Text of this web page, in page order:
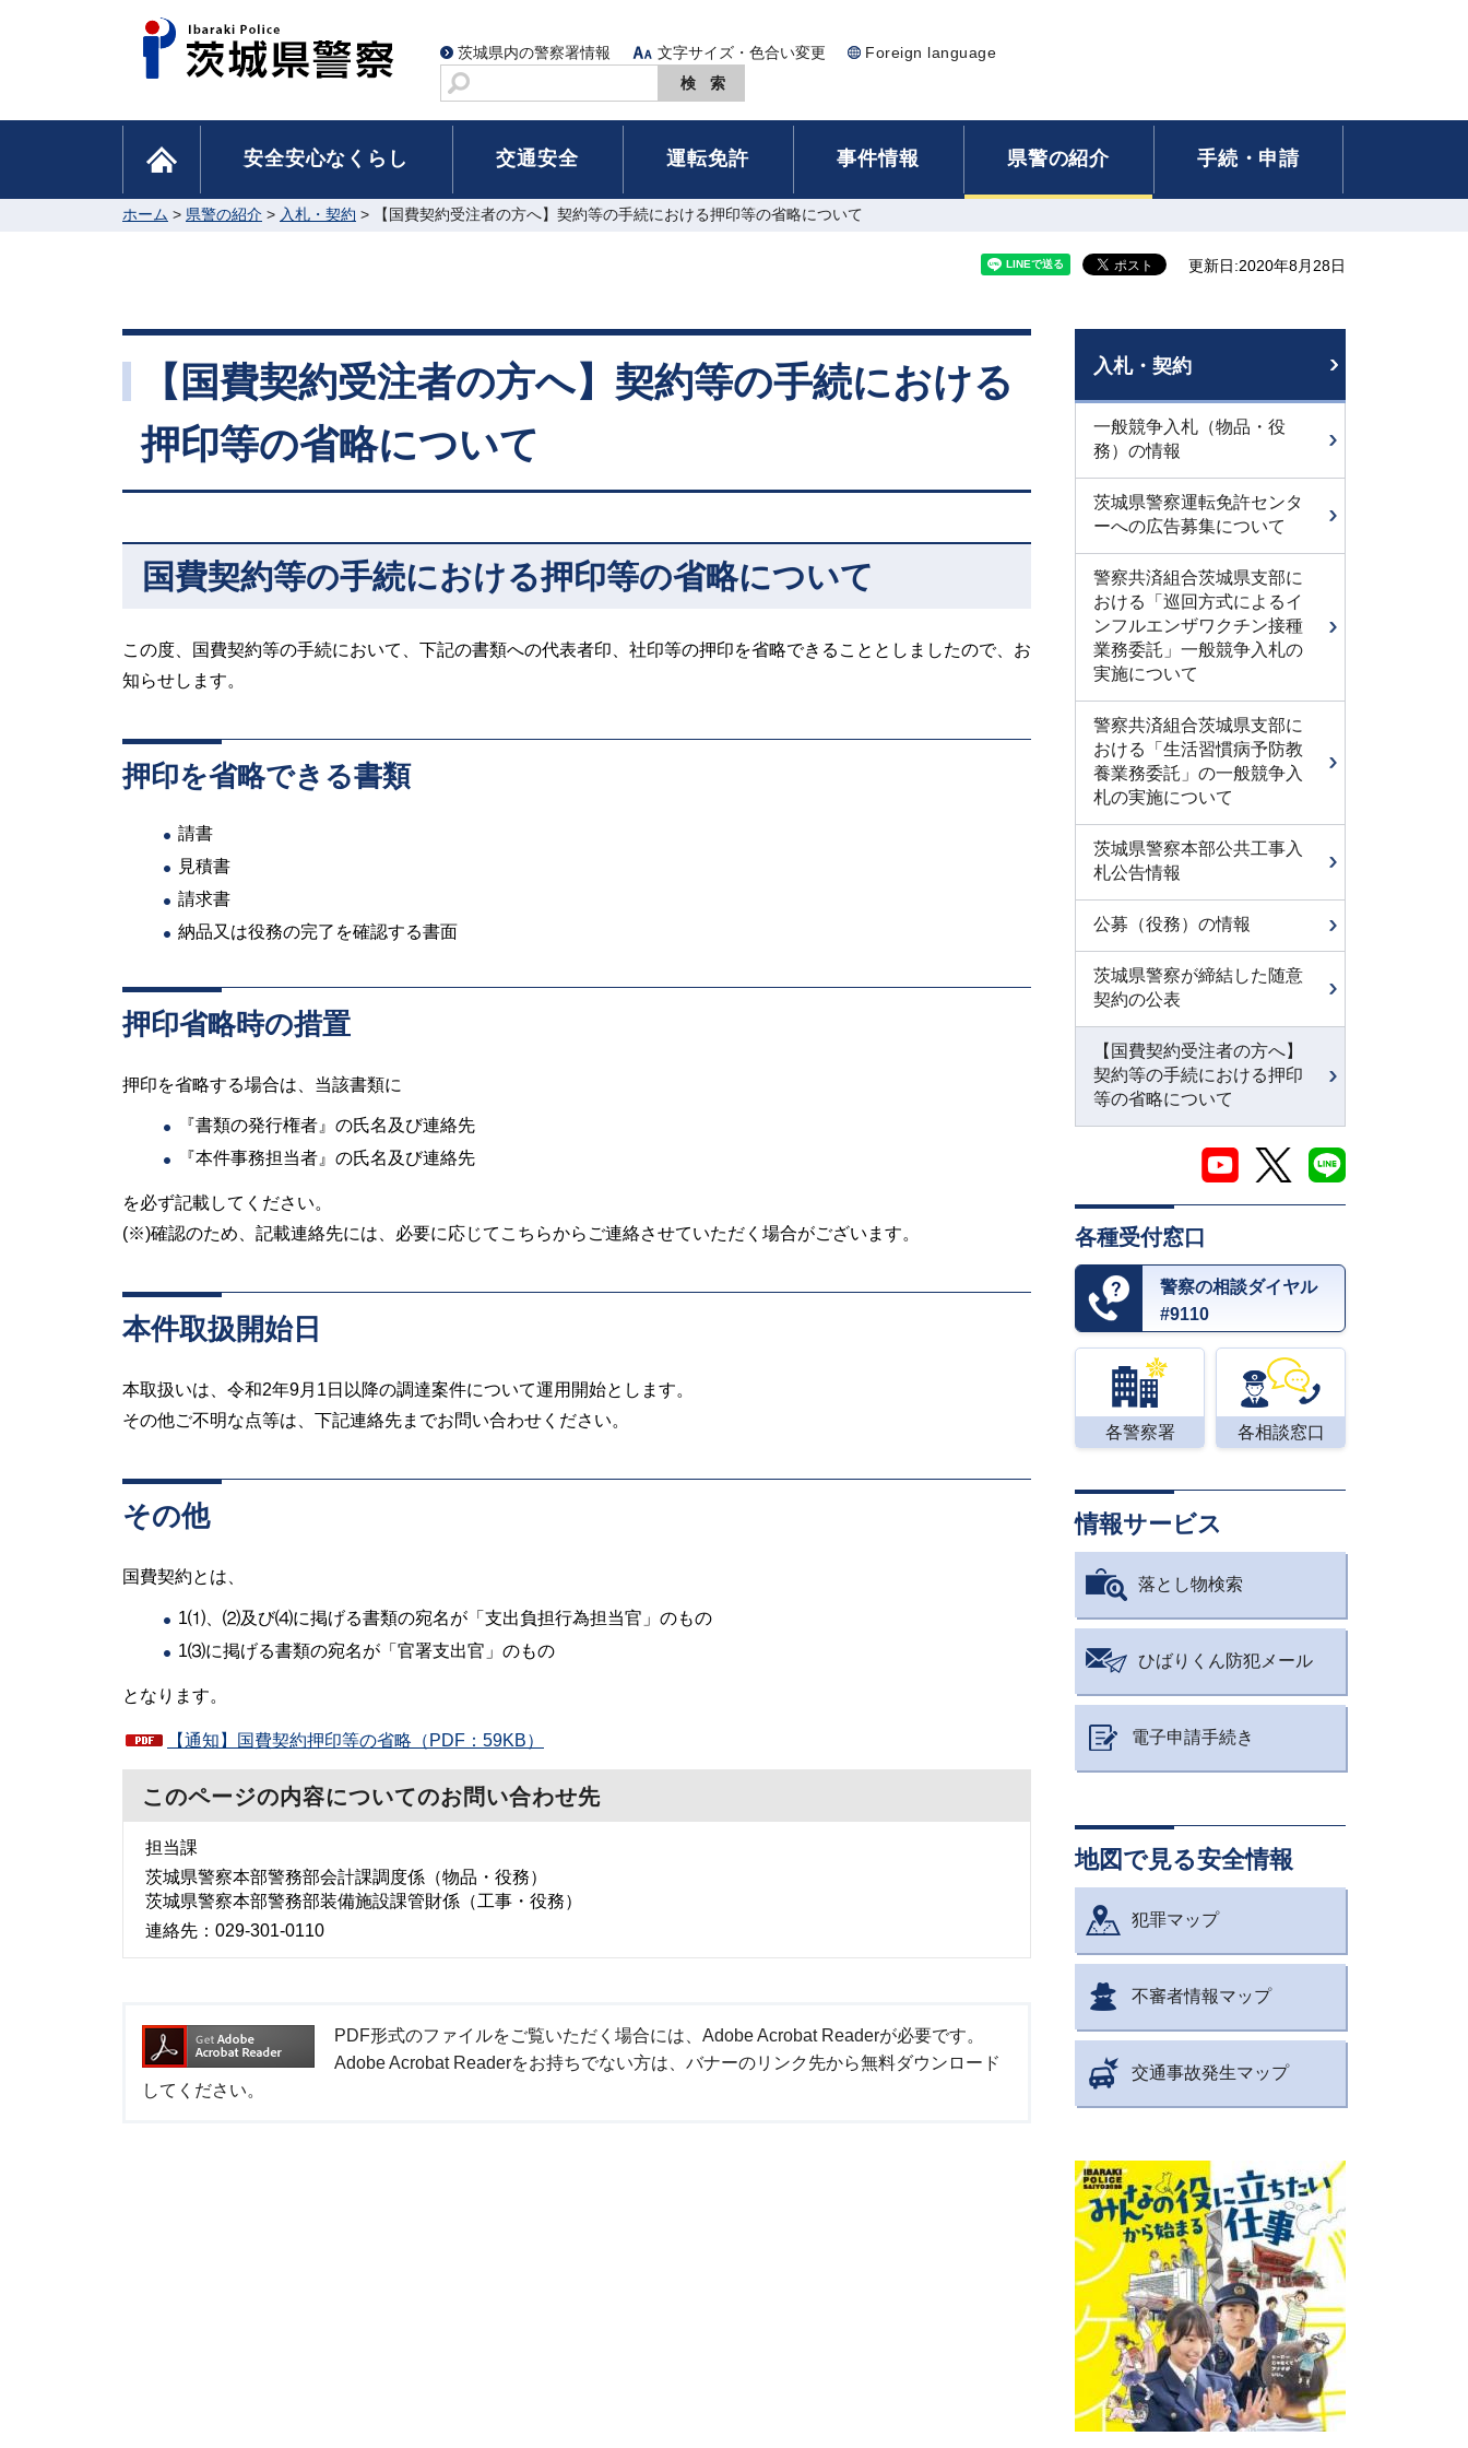
茨城県内の警察署情報 文字サイズ・色合い変更
Foreign language
サ
索
home 安全安心なくらし 交通安全 運転免許 事件情報 県警の紹介 手続・申請
ホーム > 県警の紹介 > 入札・契約 > 【国費契約受注者の方へ】契約等の手続における押印等の省略について
更新日:2020年8月28日
【国費契約受注者の方へ】契約等の手続における
押印等の省略について
国費契約等の手続における押印等の省略について
この度、国費契約等の手続において、下記の書類への代表者印、社印等の押印を省略できることとしましたので、お
知らせします。
押印を省略できる書類
請書
見積書
請求書
納品又は役務の完了を確認する書面
押印省略時の措置
押印を省略する場合は、当該書類に
『書類の発行権者』の氏名及び連絡先
『本件事務担当者』の氏名及び連絡先
を必ず記載してください。
(※)確認のため、記載連絡先には、必要に応じてこちらからご連絡させていただく場合がございます。
本件取扱開始日
本取扱いは、令和2年9月1日以降の調達案件について運用開始とします。
その他ご不明な点等は、下記連絡先までお問い合わせください。
その他
国費契約とは、
1⑴、⑵及び⑷に掲げる書類の宛名が「支出負担行為担当官」のもの
1⑶に掲げる書類の宛名が「官署支出官」のもの
となります。
【通知】国費契約押印等の省略（PDF：59KB）
このページの内容についてのお問い合わせ先
担当課
茨城県警察本部警務部会計課調度係（物品・役務）
茨城県警察本部警務部装備施設課管財係（工事・役務）
連絡先：029-301-0110
PDF形式のファイルをご覧いただく場合には、Adobe Acrobat Readerが必要です。
Adobe Acrobat Readerをお持ちでない方は、バナーのリンク先から無料ダウンロード
してください。
入札・契約
一般競争入札（物品・役
務）の情報
茨城県警察運転免許センタ
ーへの広告募集について
警察共済組合茨城県支部に
おける「巡回方式によるイ
ンフルエンザワクチン接種
業務委託」一般競争入札の
実施について
警察共済組合茨城県支部に
おける「生活習慣病予防教
養業務委託」の一般競争入
札の実施について
茨城県警察本部公共工事入
札公告情報
公募（役務）の情報
茨城県警察が締結した随意
契約の公表
【国費契約受注者の方へ】
契約等の手続における押印
等の省略について
各種受付窓口
警察の相談ダイヤル
#9110
各警察署 各相談窓口
情報サービス
落とし物検索
ひばりくん防犯メール
電子申請手続き
地図で見る安全情報
犯罪マップ
不審者情報マップ
交通事故発生マップ